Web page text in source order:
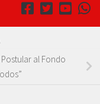
al Fondo